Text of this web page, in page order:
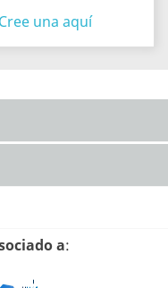
una aquí
a: